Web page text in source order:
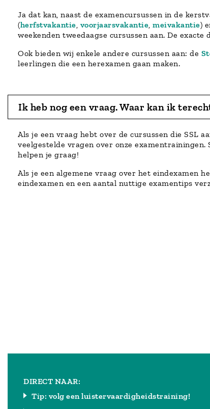
Ja dat kan, naast de examencursussen in de
(herfstvakantie, voorjaarsvakantie, meivakantie)
weekenden tweedaagse cursussen aan. De
Ook bieden wij enkele andere cursussen aan: de
leerlingen die een herexamen gaan maken.
Ik heb nog een vraag. Waar kan ik
Als je een vraag hebt over de cursussen die SSL
veelgestelde vragen over onze
helpen je graag!
Als je een algemene vraag over het eindexamen
eindexamen en een aantal nuttige examentips
DIRECT NAAR:
Tip: volg een luistervaardigheidstraining!